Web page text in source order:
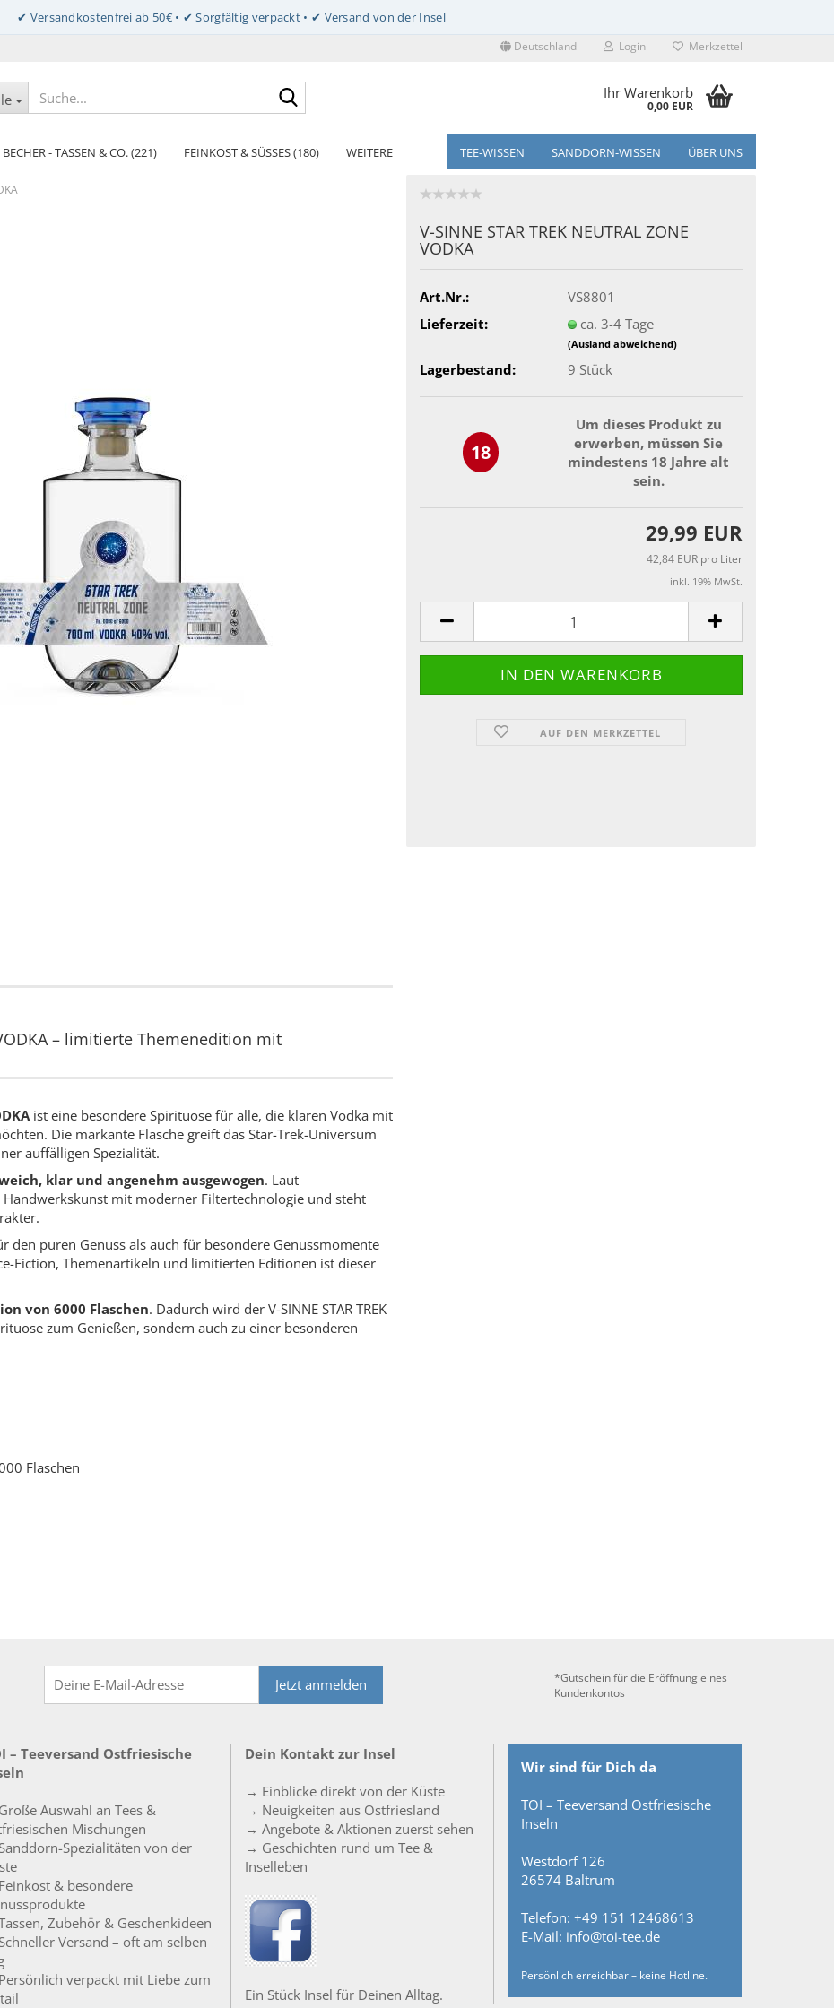
Deutschland Login Merkzettel
Ihr Warenkorb
0,00 EUR
BECHER - TASSEN & CO. (221) FEINKOST & SÜSSES (180) TEE-WISSEN SANDDORN-WISSEN ÜBER UNS
WEITERE
V-SINNE STAR TREK NEUTRAL ZONE
VODKA
Art.Nr.:
VS8801
Lieferzeit:
ca. 3-4 Tage
(Ausland abweichend)
Lagerbestand: 9 Stück
18
Um dieses Produkt zu
erwerben, müssen Sie
mindestens 18 Jahre alt
sein.
29,99 EUR
42,84 EUR pro Liter
inkl. 19% MwSt.
AUF DEN MERKZETTEL
VODKA – limitierte Themenedition mit
ist eine besondere Spirituose für alle, die klaren Vodka mit
Die markante Flasche greift das Star-Trek-Universum
auffälligen Spezialität.
klar und angenehm ausgewogen. Laut
mit moderner Filtertechnologie und steht
den puren Genuss als auch für besondere Genussmomente
Fiction, Themenartikeln und limitierten Editionen ist dieser
von 6000 Flaschen. Dadurch wird der V-SINNE STAR TREK
zum Genießen, sondern auch zu einer besonderen
Flaschen
Jetzt anmelden
*Gutschein für die Eröffnung eines
Kundenkontos
– Teeversand Ostfriesische
Auswahl an Tees &
Mischungen
Spezialitäten von der
& besondere
Zubehör & Geschenkideen
Versand – oft am selben
verpackt mit Liebe zum
Dein Kontakt zur Insel
→ Einblicke direkt von der Küste
→ Neuigkeiten aus Ostfriesland
→ Angebote & Aktionen zuerst sehen
→ Geschichten rund um Tee &
Inselleben
Ein Stück Insel für Deinen Alltag.
Wir sind für Dich da
TOI – Teeversand Ostfriesische
Inseln
Westdorf 126
26574 Baltrum
Telefon: +49 151 12468613
E-Mail: info@toi-tee.de
Persönlich erreichbar – keine Hotline.